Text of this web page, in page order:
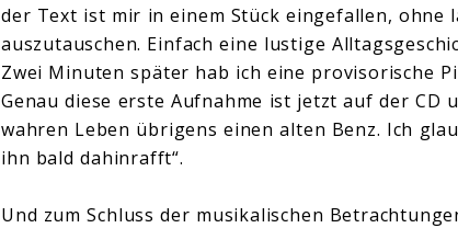
der Text ist mir in einem Stück eingefallen,
auszutauschen. Einfach eine lustige
Zwei Minuten später hab ich eine provisorische
Genau diese erste Aufnahme ist jetzt auf der CD
wahren Leben übrigens einen alten Benz. Ich
ihn bald dahinrafft“.
Und zum Schluss der musikalischen